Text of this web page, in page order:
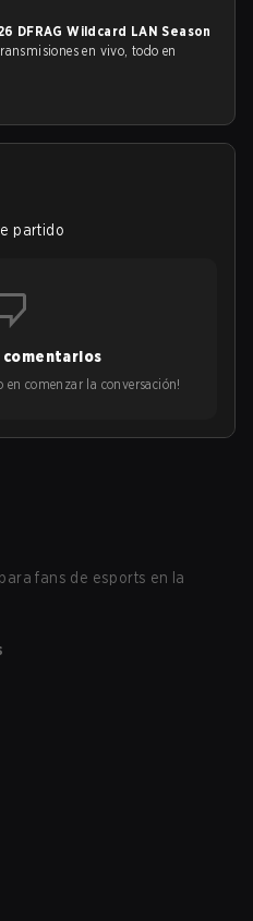
DFRAG Wildcard LAN Season
en vivo, todo en
partido
comentarios
en comenzar la conversación!
fans de esports en la